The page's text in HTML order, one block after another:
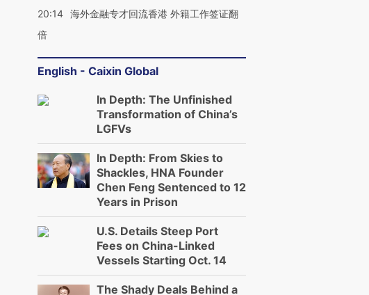
20:14 海外金融专才回流香港 外籍工作签证翻
倍
English - Caixin Global
In Depth: The Unfinished
Transformation of China’s
LGFVs
In Depth: From Skies to
Shackles, HNA Founder
Chen Feng Sentenced to 12
Years in Prison
U.S. Details Steep Port
Fees on China-Linked
Vessels Starting Oct. 14
The Shady Deals Behind a